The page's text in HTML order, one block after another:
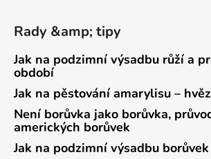
Rady &amp; tipy
Jak na podzimní výsadbu růží a
období
Jak na pěstování amarylisu –
Není borůvka jako borůvka,
amerických borůvek
Jak na podzimní výsadbu borůvek